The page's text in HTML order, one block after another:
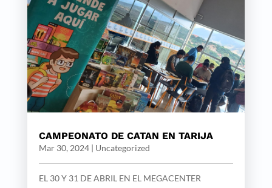
CAMPEONATO DE CATAN EN TARIJA
Mar 30, 2024| Uncategorized
EL 30 Y 31 DE ABRIL EN EL MEGACENTER